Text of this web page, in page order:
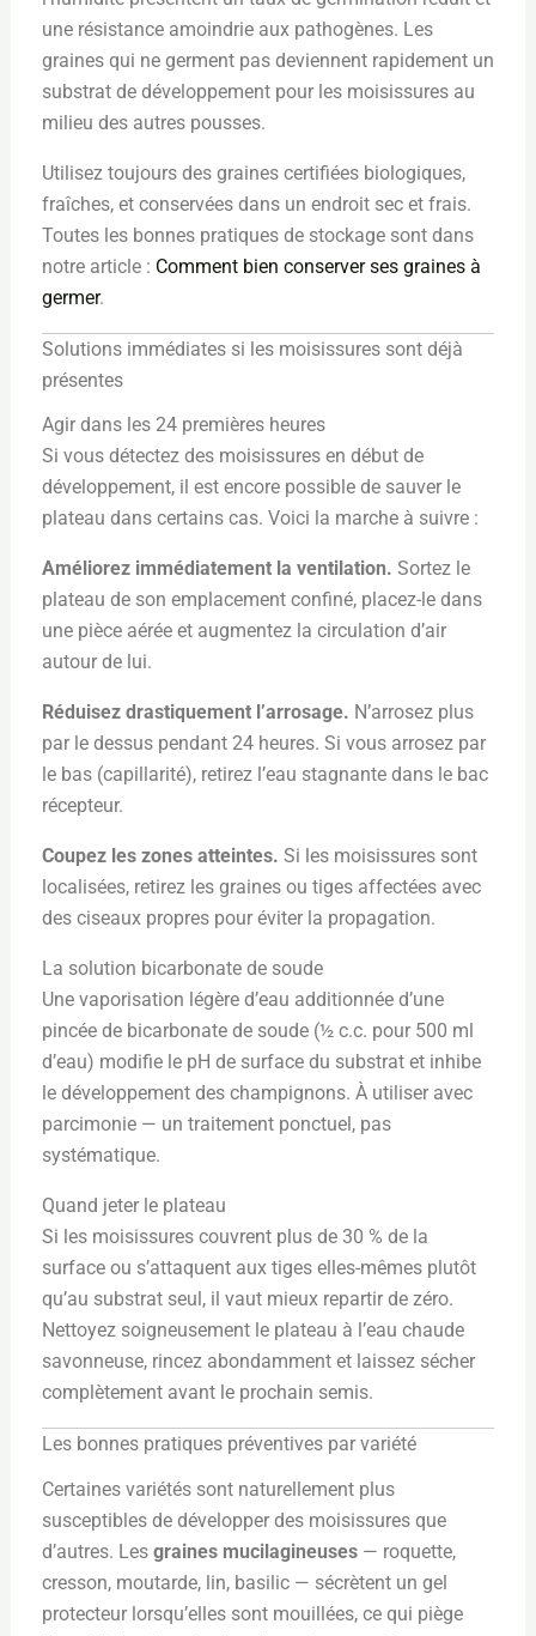
une résistance amoindrie aux pathogènes. Les
graines qui ne germent pas deviennent rapidement un
substrat de développement pour les moisissures au
milieu des autres pousses.
Utilisez toujours des graines certifiées biologiques,
fraîches, et conservées dans un endroit sec et frais.
Toutes les bonnes pratiques de stockage sont dans
notre article : Comment bien conserver ses graines à
germer.
Solutions immédiates si les moisissures sont déjà
présentes
Agir dans les 24 premières heures
Si vous détectez des moisissures en début de
développement, il est encore possible de sauver le
plateau dans certains cas. Voici la marche à suivre :
Améliorez immédiatement la ventilation. Sortez le
plateau de son emplacement confiné, placez-le dans
une pièce aérée et augmentez la circulation d’air
autour de lui.
Réduisez drastiquement l’arrosage. N’arrosez plus
par le dessus pendant 24 heures. Si vous arrosez par
le bas (capillarité), retirez l’eau stagnante dans le bac
récepteur.
Coupez les zones atteintes. Si les moisissures sont
localisées, retirez les graines ou tiges affectées avec
des ciseaux propres pour éviter la propagation.
La solution bicarbonate de soude
Une vaporisation légère d’eau additionnée d’une
pincée de bicarbonate de soude (½ c.c. pour 500 ml
d’eau) modifie le pH de surface du substrat et inhibe
le développement des champignons. À utiliser avec
parcimonie — un traitement ponctuel, pas
systématique.
Quand jeter le plateau
Si les moisissures couvrent plus de 30 % de la
surface ou s’attaquent aux tiges elles-mêmes plutôt
qu’au substrat seul, il vaut mieux repartir de zéro.
Nettoyez soigneusement le plateau à l’eau chaude
savonneuse, rincez abondamment et laissez sécher
complètement avant le prochain semis.
Les bonnes pratiques préventives par variété
Certaines variétés sont naturellement plus
susceptibles de développer des moisissures que
d’autres. Les graines mucilagineuses— roquette,
cresson, moutarde, lin, basilic — sécrètent un gel
protecteur lorsqu’elles sont mouillées, ce qui piège